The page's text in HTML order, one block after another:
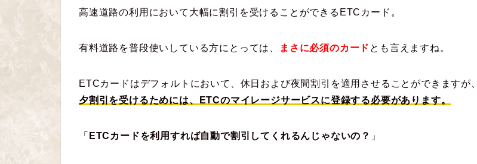
高速道路の利用において大幅に割引を受けることができるETCカード。
有料道路を普段使いしている方にとっては、 まさに必須のカード とも言えますね。
ETCカードはデフォルトにおいて、休日および夜間割引を適用させることができますが、
夕割引を受けるためには、ETCのマイレージサービスに登録する必要があります。
「 ETCカードを利用すれば自動で割引してくれるんじゃないの？ 」